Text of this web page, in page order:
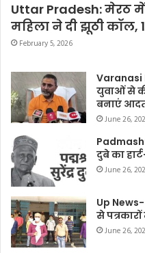
Uttar Pradesh: मेरठ
महिला ने दी झूठी
February 5, 2026
Varanasi
युवाओं से
बनाएं
June 26,
दुबे का
June 26,
Up
से
June 26,